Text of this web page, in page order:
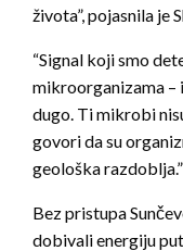
života”, pojasnila je
“Signal koji smo
mikroorganizama –
dugo. Ti mikrobi
govori da su
geološka razdoblja.”
Bez pristupa
dobivali energiju